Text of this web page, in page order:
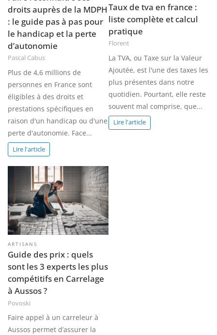
droits auprès de la MDPH
: le guide pas à pas pour
le handicap et la perte
d’autonomie
Pascal Cabus
Plus de 4,6 millions de
personnes en France sont
éligibles à des droits et
prestations spécifiques en
raison d'un handicap ou d'une
perte d'autonomie. Face...
Lire l'article
Taux de tva en france :
liste complète et calcul
pratique
Florent
La TVA, ou Taxe sur la Valeur
Ajoutée, est l'une des taxes les
plus présentes dans notre
quotidien. Pourtant, elle reste
souvent mal comprise, que...
Lire l'article
ARTISANS
Guide des prix : quels
sont les 3 experts les plus
compétitifs en Carrelage
à Aussos ?
Povoski
Faire appel à un carreleur à
Aussos permet d’assurer la